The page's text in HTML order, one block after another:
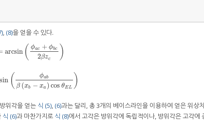
,(8)을 얻을 수 있다.
arcsin ( ϕac + ϕbc
2βzc )
arcsin(ϕ a c+ϕbc2βzc)
( ϕab
β (xb − xa )cos θEL )
( ϕabβ(xb−xa)cosθEL)
위각을 얻는 식 (5),(6)과는 달리, 총 3개의 베이스라인을 이용하여 얻은 위상
식 (6)과 마찬가지로 식 (8)에서 고각은 방위각에 독립적이나, 방위각은 고각에